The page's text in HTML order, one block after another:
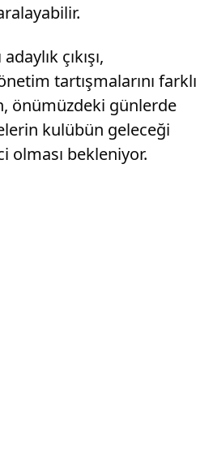
çıkışı,
tartışmalarını farklı
önümüzdeki günlerde
kulübün geleceği
olması bekleniyor.